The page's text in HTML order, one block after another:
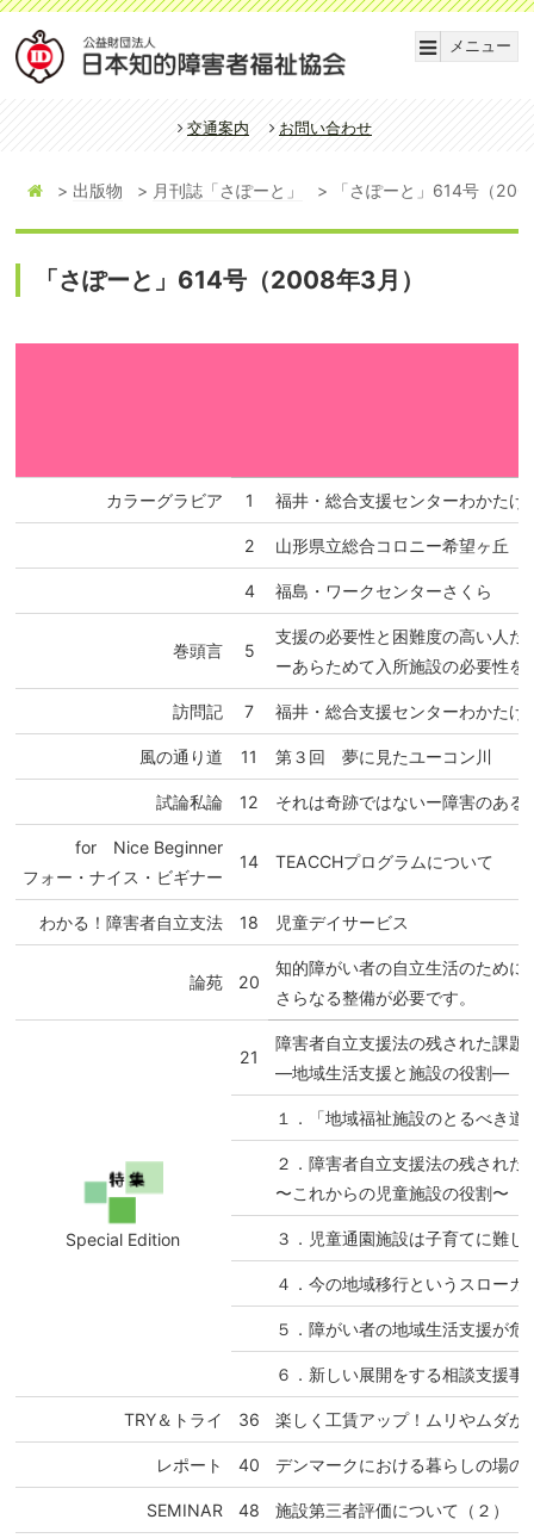
メニュー
交通案内 お問い合わせ
出版物 月刊誌「さぽーと」 「さぽーと」614号（
「さぽーと」614号（2008年3月）
カラーグラビア 1 福井・総合支援センターわかたけ
2 山形県立総合コロニー希望ヶ丘
4 福島・ワークセンターさくら
巻頭言 5
支援の必要性と困難度の高い人た
ーあらためて入所施設の必要性を
訪問記 7 福井・総合支援センターわかたけ
風の通り道 11 第３回 夢に見たユーコン川
試論私論 12 それは奇跡ではないー障害のある
for Nice Beginner
フォー・ナイス・ビギナー
14 TEACCHプログラムについて
わかる！障害者自立支法 18 児童デイサービス
論苑 20
知的障がい者の自立生活のために
さらなる整備が必要です。
Special Edition
21
障害者自立支援法の残された課題
―地域生活支援と施設の役割―
１．「地域福祉施設のとるべき
２．障害者自立支援法の残された
〜これからの児童施設の役割〜
３．児童通園施設は子育てに難
４．今の地域移行というスロー
５．障がい者の地域生活支援が
６．新しい展開をする相談支援
TRY＆トライ 36 楽しく工賃アップ！ムリやムダが
レポート 40 デンマークにおける暮らしの場
SEMINAR 48 施設第三者評価について（２）